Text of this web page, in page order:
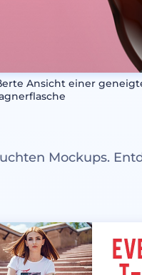
Ansicht einer
Mockups.